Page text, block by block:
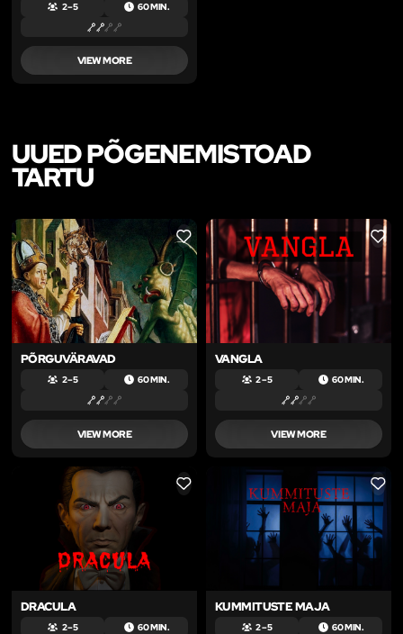
2 – 5 60 MIN.
VIEW MORE
UUED PÕGENEMISTOAD
TARTU
LIKE
PÕRGUVÄRAVAD
2 – 5 60 MIN.
VIEW MORE
LIKE
VANGLA
2 – 5 60 MIN.
VIEW MORE
LIKE
DRACULA
2 – 5 60 MIN.
LIKE
KUMMITUSTE MAJA
2 – 5 60 MIN.